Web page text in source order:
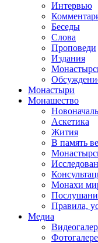
Интервью
Беседы
Слова
Проповеди
Издания
Монастыри
Монашество
Аскетика
Жития
В память
Монахи
Правила,
Медиа